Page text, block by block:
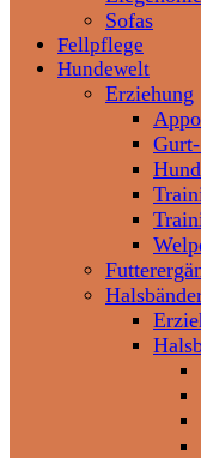
Sofas
Fellpflege
Hundewelt
Erziehung